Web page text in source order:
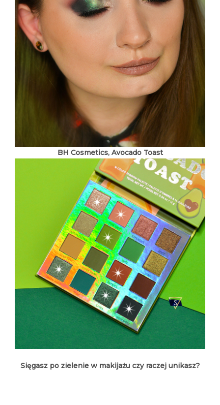
BH Cosmetics, Avocado Toast
Sięgasz po zielenie w makijażu czy raczej unikasz?